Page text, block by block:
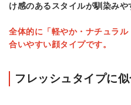
け感のあるスタイルが馴染みや
全体的に「軽やか・ナチュラ
合いやすい顔タイプです。
フレッシュタイプに